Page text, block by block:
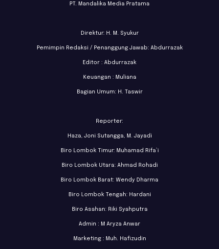
PT. Mandalika Media Pratama
Direktur: H. M. Syukur
Pemimpin Redaksi / Penanggung Jawab: Abdurrazak
Editor : Abdurrazak
Keuangan : Muliana
Bagian Umum: H. Taswir
Reporter:
Haza, Joni Sutangga, M. Jayadi
Biro Lombok Timur: Muhamad Rifa’i
Biro Lombok Utara: Ahmad Rohadi
Biro Lombok Barat: Wendy Dharma
Biro Lombok Tengah: Hardani
Biro Asahan: Riki Syahputra
Admin : M Aryza Anwar
Marketing : Muh. Hafizudin